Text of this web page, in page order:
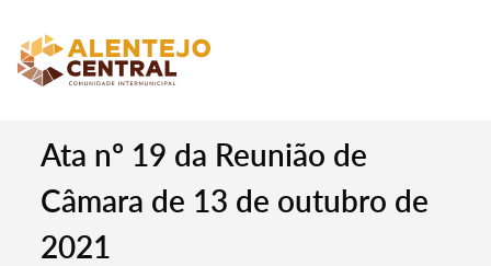
Ata nº 19 da Reunião de
Câmara de 13 de outubro de
2021